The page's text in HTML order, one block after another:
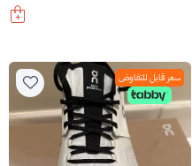
سعر قابل للتفاوض